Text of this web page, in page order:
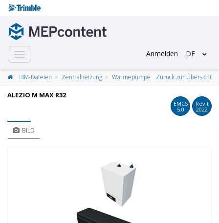
Toggle
navigation
Anmelden DE
BIM-Dateien Zentralheizung Wärmepumpe Zurück zur Übersicht
ALEZIO M MAX R32
EMCS
5.0
Revit
2022
BILD